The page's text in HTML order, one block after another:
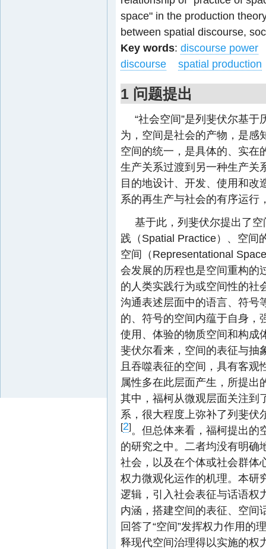
space" in the production
between spatial discourse,
Key words: discourse power
discourse
spatial production
1 问题提出
“社会空间”是列斐伏尔基
为，空间是社会的产物，是感
空间的统一，是具体的、实在
生产关系过渡到另一种生产关
目的地设计、开发、使用和改
系的再生产与社会的有序运行
基于此，列斐伏尔提出了
践（Spatial Practice）、空间
空间（Representational
会发展的历程也是空间重构的
的人类实践行为或空间性的社
沟通表述层面中的语言、符号
的、符号的空间内蕴于自身，
使用、体验的物质空间和构成
斐伏尔看来，空间的表征与抽
且吞噬表征的空间，具有客观
属性多在此层面产生，所提出
其中，福柯从微观层面关注到
系，很大程度上弥补了列斐伏
[2]。但总体来看，福柯提出的
的研究之中。二者均没有明确
社会，以及在个体或社会群体
权力微观化运作的机理。本研
逻辑，引入社会表征与话语权
内涵，搭建空间的表征、空间
回答了“空间”发挥权力作用的
释现代空间治理得以实施的权